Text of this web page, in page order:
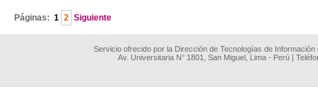
Páginas: 1 2 Siguiente
Servicio ofrecido por la Dirección de Tecnologías de
Av. Universitaria N° 1801, San Miguel, Lima - Perú |